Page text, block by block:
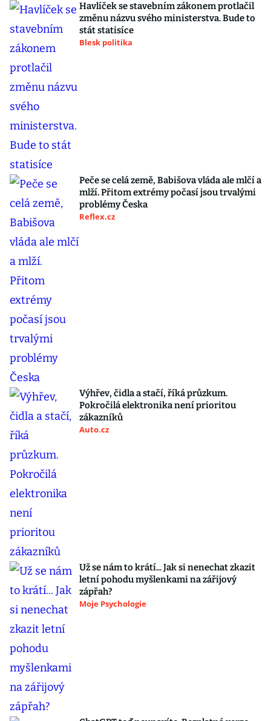
Havlíček se stavebním zákonem protlačil
změnu názvu svého ministerstva. Bude to
stát statisíce
Blesk politika
Peče se celá země, Babišova vláda ale mlčí a
mlží. Přitom extrémy počasí jsou trvalými
problémy Česka
Reflex.cz
Výhřev, čidla a stačí, říká průzkum.
Pokročilá elektronika není prioritou
zákazníků
Auto.cz
Už se nám to krátí... Jak si nenechat zkazit
letní pohodu myšlenkami na zářijový
zápřah?
Moje Psychologie